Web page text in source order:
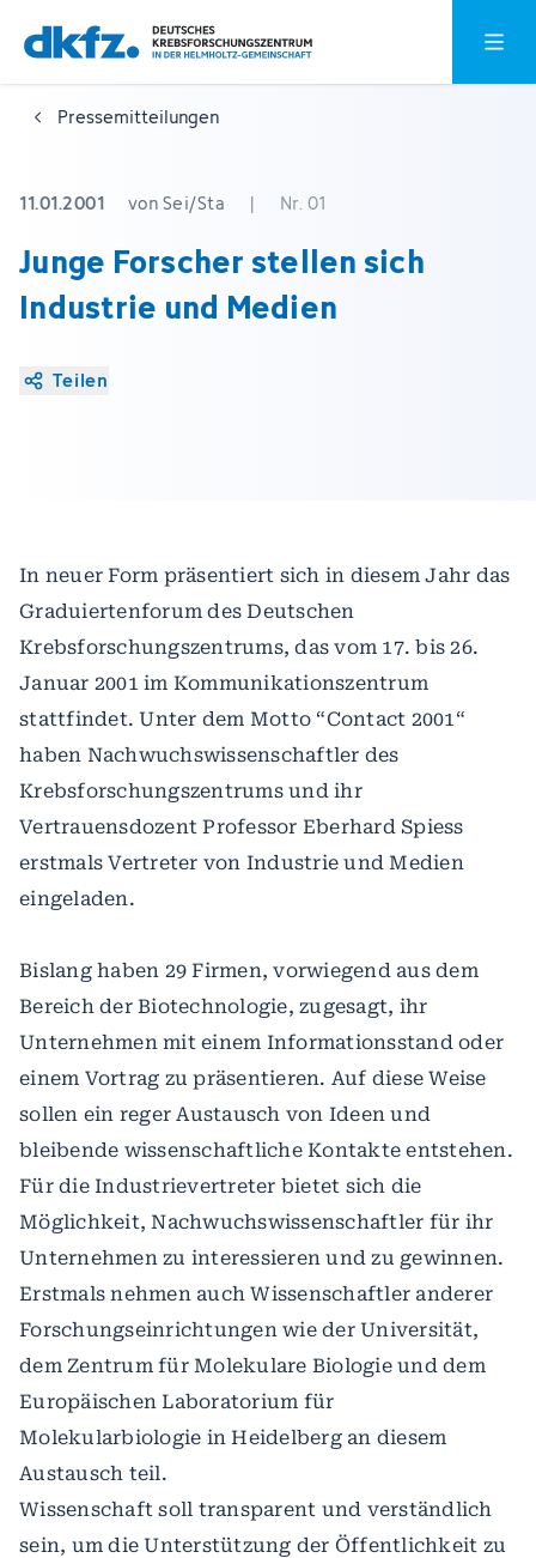
Zum
Hauptinhalt
springen
Zur
Fußzeile
springen
Pressemitteilungen
11.01.2001 von Sei/Sta | Nr. 01
Junge Forscher stellen sich
Industrie und Medien
Teilen
In neuer Form präsentiert sich in diesem Jahr das
Graduiertenforum des Deutschen
Krebsforschungszentrums, das vom 17. bis 26.
Januar 2001 im Kommunikationszentrum
stattfindet. Unter dem Motto “Contact 2001“
haben Nachwuchswissenschaftler des
Krebsforschungszentrums und ihr
Vertrauensdozent Professor Eberhard Spiess
erstmals Vertreter von Industrie und Medien
eingeladen.
Bislang haben 29 Firmen, vorwiegend aus dem
Bereich der Biotechnologie, zugesagt, ihr
Unternehmen mit einem Informationsstand oder
einem Vortrag zu präsentieren. Auf diese Weise
sollen ein reger Austausch von Ideen und
bleibende wissenschaftliche Kontakte entstehen.
Für die Industrievertreter bietet sich die
Möglichkeit, Nachwuchswissenschaftler für ihr
Unternehmen zu interessieren und zu gewinnen.
Erstmals nehmen auch Wissenschaftler anderer
Forschungseinrichtungen wie der Universität,
dem Zentrum für Molekulare Biologie und dem
Europäischen Laboratorium für
Molekularbiologie in Heidelberg an diesem
Austausch teil.
Wissenschaft soll transparent und verständlich
sein, um die Unterstützung der Öffentlichkeit zu